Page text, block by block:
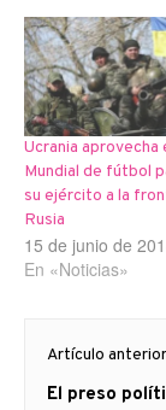
Ucrania aprovecha
Mundial de fútbol
su ejército a la
Rusia
15 de junio de
En «Noticias»
de
entradas
Artículo anterior
Artículo
El preso